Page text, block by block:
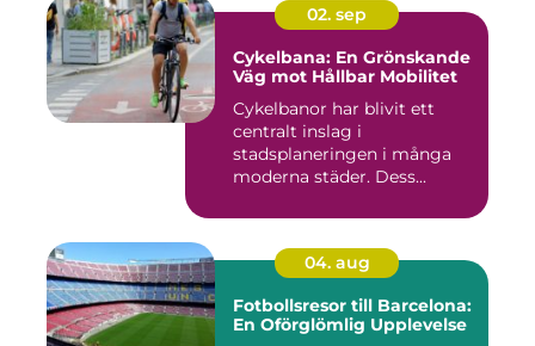
02. sep
Cykelbana: En Grönskande
Väg mot Hållbar Mobilitet
Cykelbanor har blivit ett
centralt inslag i
stadsplaneringen i många
moderna städer. Dess...
04. aug
Fotbollsresor till Barcelona:
En Oförglömlig Upplevelse